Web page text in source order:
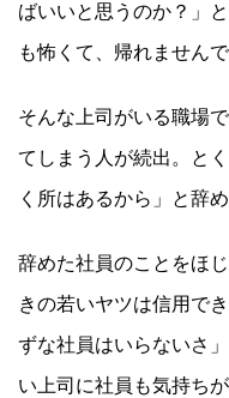
ばいいと思うのか？」
も怖くて、帰れませんで
そんな上司がいる職場
てしまう人が続出。と
く所はあるから」と辞
辞めた社員のことをほ
きの若いヤツは信用で
ずな社員はいらないさ
い上司に社員も気持ち